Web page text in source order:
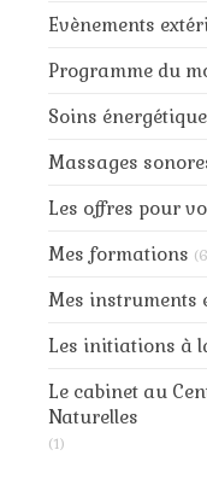
Evènements
Programme du
Soins
Massages
Les offres pour
Mes formations
Mes instruments
Les initiations à
Le cabinet au
Naturelles
(1)